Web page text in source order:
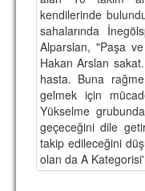
AMBLEM
SPOR
YÖNETİM
PERSONEL
kendilerinde
sahalarında
Alparslan, "Paşa
Hakan Arslan
hasta. Buna
gelmek için
Yükselme
geçeceğini dile
takip edileceğini
olan da A